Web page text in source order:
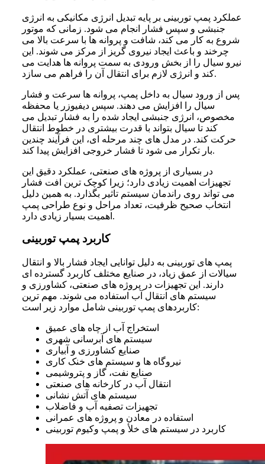
عملکرد پمپ توربینی بر پایه تبدیل انرژی مکانیکی به انرژی
جنبشی و سپس فشار انجام می شود. زمانی که موتور
شروع به کار می کند، شافت و پروانه ها با سرعت بالا می
چرخند و باعث ایجاد نیروی گریز از مرکز می شوند. این
نیرو سیال را از بخش ورودی به سمت پروانه ها هدایت می
کند و انرژی لازم برای انتقال آن را فراهم می سازد.
پس از ورود سیال به داخل پمپ، پروانه ها سرعت و فشار
سیال را افزایش می دهند. سپس دیفیوزر یا محفظه
مخصوص، انرژی جنبشی ایجاد شده را به فشار تبدیل می
کند تا سیال بتواند با قدرت بیشتری در خطوط انتقال
حرکت کند. در مدل های چند مرحله ای، این فرآیند چندین
بار تکرار می شود تا فشار خروجی افزایش پیدا کند.
در بسیاری از پروژه های صنعتی، عملکرد دقیق این
تجهیزات اهمیت زیادی دارد؛ زیرا کوچک ترین افت فشار
می تواند روی راندمان سیستم تاثیر بگذارد. به همین دلیل
انتخاب صحیح ظرفیت، تعداد مراحل و نوع طراحی پمپ
اهمیت بسیار زیادی دارد.
کاربرد پمپ توربینی
پمپ های توربینی به دلیل توانایی ایجاد فشار بالا و انتقال
سیالات از عمق زیاد، در صنایع مختلف کاربرد گسترده ای
دارند. این تجهیزات در پروژه های صنعتی، کشاورزی و
سیستم های انتقال آب استفاده می شوند. مهم ترین
کاربردهای پمپ توربینی شامل موارد زیر است:
استخراج آب از چاه های عمیق
سیستم های آبرسانی شهری
صنایع کشاورزی و آبیاری
نیروگاه ها و سیستم های خنک کاری
صنایع نفت، گاز و پتروشیمی
انتقال آب در کارخانه های صنعتی
سیستم های آتش نشانی
تجهیزات تصفیه آب و فاضلاب
استفاده در معادن و پروژه های عمرانی
کاربرد در سیستم های خلأ و پمپ وکیوم توربینی